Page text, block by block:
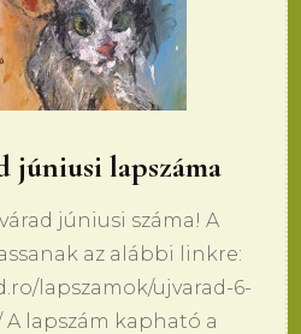
júniusi lapszáma
júniusi száma! A
az alábbi linkre:
lapszamok/ujvarad-6-
lapszám kapható a